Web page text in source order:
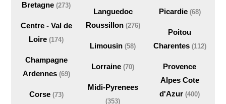
Bretagne(273)
Centre - Val de
Loire(174)
Champagne
Ardennes (69)
Corse (73)
Languedoc
Roussillon (276)
Limousin(58)
Lorraine(70)
Midi-Pyrenees
(353)
Picardie (68)
Poitou
Charentes (112)
Provence
Alpes Cote
d'Azur(400)